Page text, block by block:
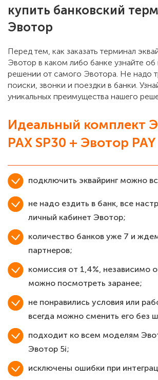
купить банковский
Эвотор
Перед тем, как заказать терминал
Эвотор в каком либо банке узнайте
решении от самого Эвотора. Не надо
поиски, звонки и поездки в банки.
уникальных преимущества нашего
Идеальный комплект
PAX SP30 + Эвотор PAY
подключить эквайринг можно
не надо ездить в банк, все
личный кабинет Эвотор;
количество банков уже 7 и
партнеров;
комиссия от 1,4%, независимо
можно посмотреть заранее;
не понравились условия или
всегда можно сменить его без
подходит ко всем моделям
Эвотор 5i;
исключены ошибки при